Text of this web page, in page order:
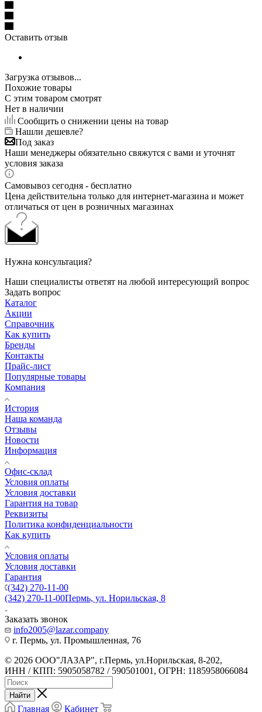
Оставить отзыв
Загрузка отзывов...
Похожие товары
С этим товаром смотрят
Нет в наличии
Сообщить о снижении цены на товар
Нашли дешевле?
Под заказ
Наши менеджеры обязательно свяжутся с вами и уточнят
условия заказа
Самовывоз сегодня - бесплатно
Цена действительна только для интернет-магазина и может
отличаться от цен в розничных магазинах
Нужна консультация?
Наши специалисты ответят на любой интересующий вопрос
Задать вопрос
Каталог
Акции
Справочник
Как купить
Бренды
Контакты
Прайс-лист
Популярные товары
Компания
История
Наша команда
Отзывы
Новости
Информация
Офис-склад
Условия оплаты
Условия доставки
Гарантия на товар
Реквизиты
Политика конфиденциальности
Как купить
Условия оплаты
Условия доставки
Гарантия
(342) 270-11-00
(342) 270-11-00Пермь, ул. Норильская, 8
Заказать звонок
info2005@lazar.company
г. Пермь, ул. Промышленная, 76
© 2026 ООО"ЛАЗАР", г.Пермь, ул.Норильская, 8-202,
ИНН / КПП: 5905058782 / 590501001, ОГРН: 1185958066084
Найти
Главная Кабинет